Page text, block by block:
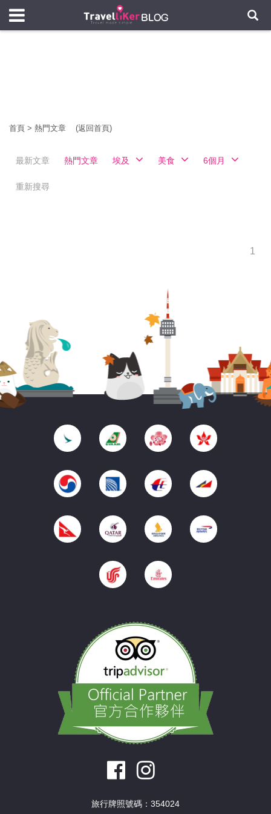
首頁 > 熱門文章 (返回首頁)
最新文章 熱門文章 埃及 美食 6個月
重新搜尋
1
旅行牌照號碼：354024